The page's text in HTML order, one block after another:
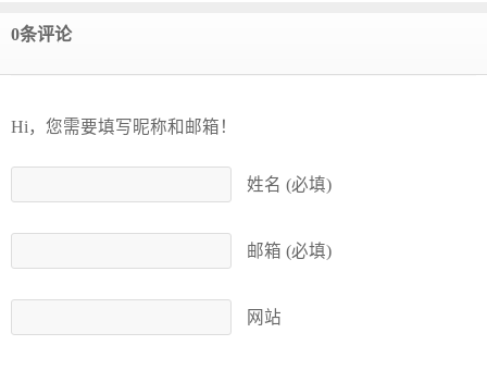
0条评论
Hi，您需要填写昵称和邮箱！
姓名 (必填)
邮箱 (必填)
网站